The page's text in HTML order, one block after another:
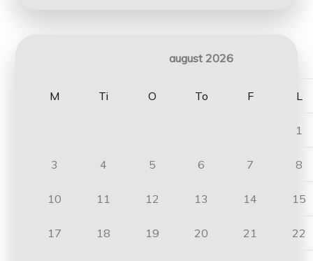
august 2026
M Ti O To F L
1
3 4 5 6 7 8
10 11 12 13 14 15
17 18 19 20 21 22